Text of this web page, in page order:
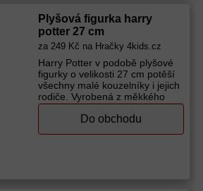
Plyšová figurka harry
potter 27 cm
za 249 Kč na Hračky 4kids.cz
Harry Potter v podobě plyšové
figurky o velikosti 27 cm potěší
všechny malé kouzelníky i jejich
rodiče. Vyrobená z měkkého
materiálu Softies, je skvělým
parťákem na hraní i mazlení.
Tato figurka se stane milovaným
Do obchodu